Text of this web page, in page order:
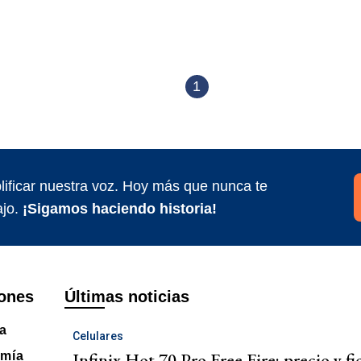
1
nuestra voz. Hoy más que nunca te
¡Sigamos haciendo historia!
Últimas noticias
Celulares